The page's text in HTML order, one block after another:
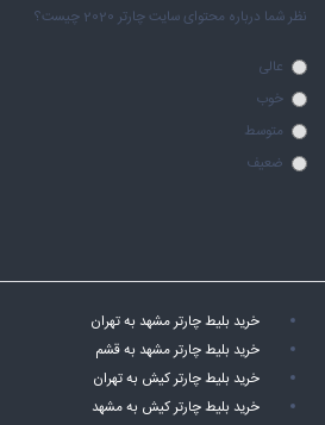
نظر شما درباره محتوای سایت چارتر 2020 چیست؟
عالی
خوب
متوسط
ضعیف
خرید بلیط چارتر مشهد به تهران
خرید بلیط چارتر مشهد به قشم
خرید بلیط چارتر کیش به تهران
خرید بلیط چارتر کیش به مشهد